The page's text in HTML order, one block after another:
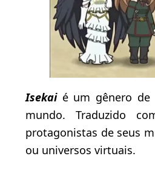
Isekaié um gênero de
mundo. Traduzido
protagonistas de seus
ou universos virtuais.